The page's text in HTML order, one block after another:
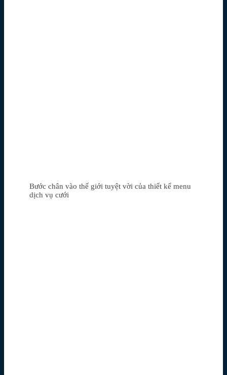
Bước chân vào thế giới tuyệt vời của thiết kế menu
dịch vụ cưới